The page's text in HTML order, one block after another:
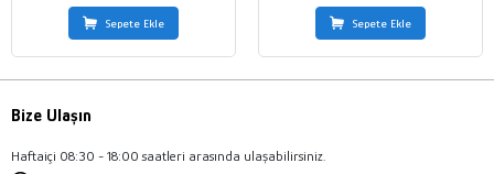
Sepete Ekle Sepete Ekle
Bize Ulaşın
Haftaiçi 08:30 - 18:00 saatleri arasında ulaşabilirsiniz.